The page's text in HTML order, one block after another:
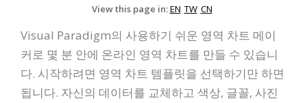
View this page in:EN TW CN
Visual Paradigm의 사용하기 쉬운 영역 차트 메이
커로 몇 분 안에 온라인 영역 차트를 만들 수 있습니
다. 시작하려면 영역 차트 템플릿을 선택하기만 하면
됩니다. 자신의 데이터를 교체하고 색상, 글꼴, 사진